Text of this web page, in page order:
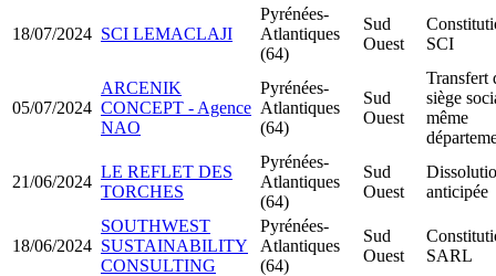
18/07/2024 SCI LEMACLAJI
Pyrénées-
Atlantiques
(64)
Sud
Ouest
SCI
05/07/2024
ARCENIK
CONCEPT - Agence
NAO
Pyrénées-
Atlantiques
(64)
Sud
Ouest
Transfert
siège
même
21/06/2024
LE REFLET DES
TORCHES
Pyrénées-
Atlantiques
(64)
Sud
Ouest
anticipée
18/06/2024
SOUTHWEST
SUSTAINABILITY
CONSULTING
Pyrénées-
Atlantiques
(64)
Sud
Ouest
SARL